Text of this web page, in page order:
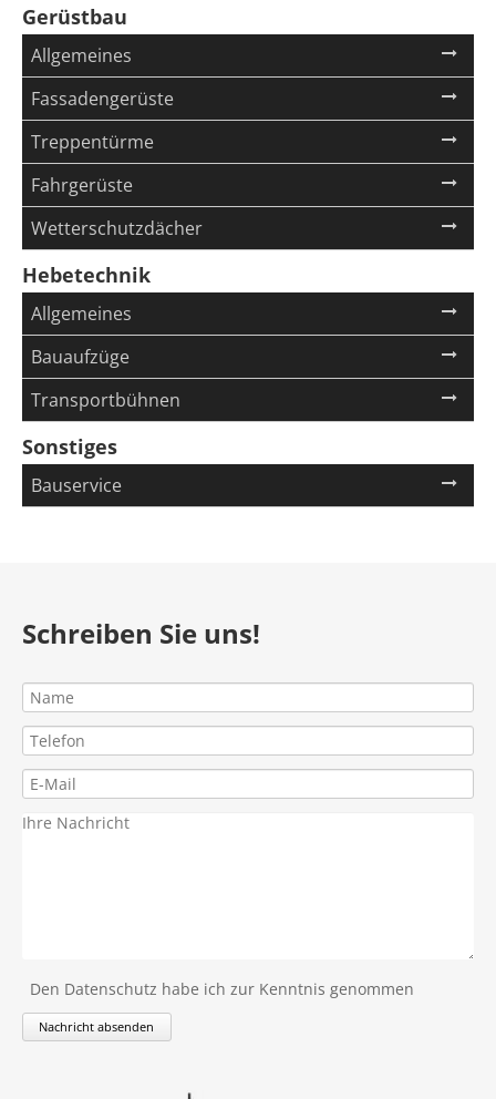
Gerüstbau
Navigation
überspringen
Allgemeines
Fassadengerüste
Treppentürme
Fahrgerüste
Wetterschutzdächer
Hebetechnik
Navigation
überspringen
Allgemeines
Bauaufzüge
Transportbühnen
Sonstiges
Navigation
überspringen
Bauservice
Schreiben Sie uns!
Den Datenschutz habe ich zur Kenntnis genommen
Nachricht absenden